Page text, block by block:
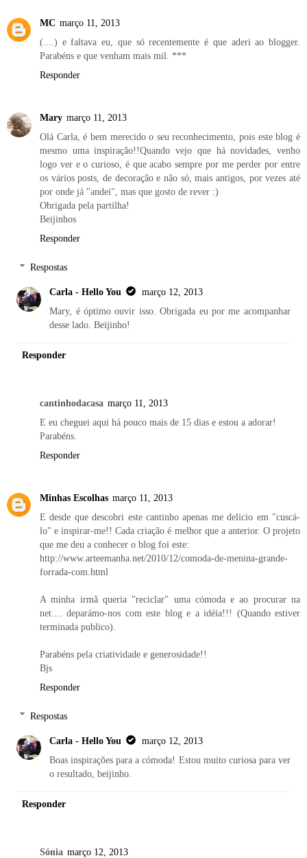
MC março 11, 2013
(....) e faltava eu, que só recentemente é que aderi ao blogger.
Parabéns e que venham mais mil. ***
Responder
Mary março 11, 2013
Olá Carla, é bem merecido o seu reconhecimento, pois este blog é
mesmo uma inspiração!!Quando vejo que há novidades, venho
logo ver e o curioso, é que acabo sempre por me perder por entre
os vários posts, de decoração e não só, mais antigos, por vezes até
por onde já "andei", mas que gosto de rever :)
Obrigada pela partilha!
Beijinhos
Responder
Respostas
Carla - Hello You
março 12, 2013
Mary, é óptimo ouvir isso. Obrigada eu por me acompanhar
desse lado. Beijinho!
Responder
cantinhodacasa março 11, 2013
E eu cheguei aqui há pouco mais de 15 dias e estou a adorar!
Parabéns.
Responder
Minhas Escolhas março 11, 2013
E desde que descobri este cantinho apenas me delicio em "cuscá-
lo" e inspirar-me!! Cada criação é melhor que a anterior. O projeto
que me deu a conhecer o blog foi este:
http://www.arteemanha.net/2010/12/comoda-de-menina-grande-
forrada-com.html
A minha irmã queria "reciclar" uma cómoda e ao procurar na
net.... deparámo-nos com este blog e a idéia!!! (Quando estiver
terminada publico).
Parabéns pela criatividade e generosidade!!
Bjs
Responder
Respostas
Carla - Hello You
março 12, 2013
Boas inspirações para a cómoda! Estou muito curiosa para ver
o resultado, beijinho.
Responder
Sónia março 12, 2013